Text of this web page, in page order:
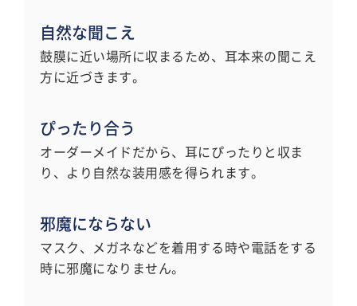
自然な聞こえ
鼓膜に近い場所に収まるため、耳本来の聞こえ
方に近づきます。
ぴったり合う
オーダーメイドだから、耳にぴったりと収ま
り、より自然な装用感を得られます。
邪魔にならない
マスク、メガネなどを着用する時や電話をする
時に邪魔になりません。